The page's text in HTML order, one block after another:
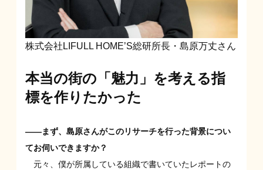
株式会社LIFULL HOME’S総研所長・島原万丈さん
本当の街の「魅力」を考える指
標を作りたかった
——まず、島原さんがこのリサーチを行った背景につい
てお伺いできますか？
元々、僕が所属している組織で書いていたレポートの